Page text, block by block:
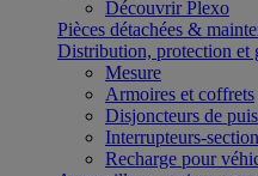
Découvrir Plexo
Pièces détachées &
Distribution, protection et
Mesure
Armoires et coffrets
Disjoncteurs de
Interrupteurs-
Recharge pour